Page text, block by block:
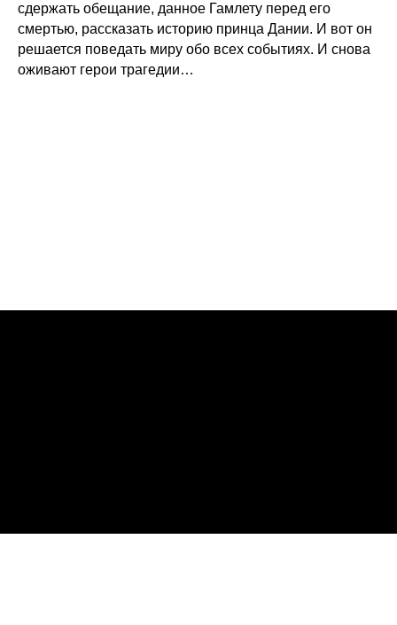
сдержать обещание, данное Гамлету перед его
смертью, рассказать историю принца Дании. И вот он
решается поведать миру обо всех событиях. И снова
оживают герои трагедии…